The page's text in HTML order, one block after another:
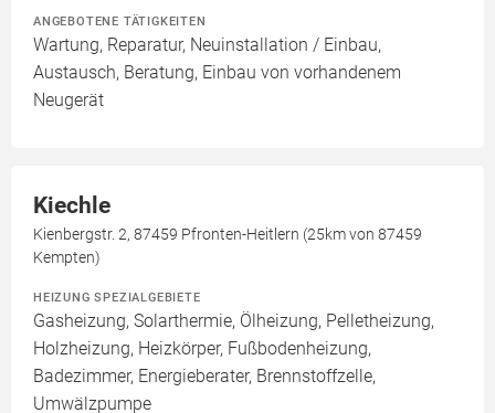
ANGEBOTENE TÄTIGKEITEN
Wartung, Reparatur, Neuinstallation / Einbau,
Austausch, Beratung, Einbau von vorhandenem
Neugerät
Kiechle
Kienbergstr. 2, 87459 Pfronten-Heitlern (25km von 87459
Kempten)
HEIZUNG SPEZIALGEBIETE
Gasheizung, Solarthermie, Ölheizung, Pelletheizung,
Holzheizung, Heizkörper, Fußbodenheizung,
Badezimmer, Energieberater, Brennstoffzelle,
Umwälzpumpe